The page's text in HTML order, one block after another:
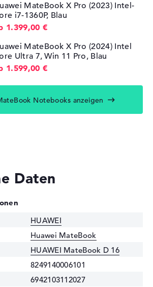
MateBook X Pro (2023) Intel-
i7-1360P, Blau
1.399,00 €
MateBook X Pro (2024) Intel
Ultra 7, Win 11 Pro, Blau
1.599,00 €
Notebooks anzeigen
Daten
HUAWEI
Huawei MateBook
HUAWEI MateBook D 16
8249140006101
6942103112027